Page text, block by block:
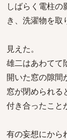
しばらく電柱
き、洗濯物を取
見えた。
雄二はあわてて
開いた窓の隙間
窓が閉められる
付き合ったこと
有の妄想にから